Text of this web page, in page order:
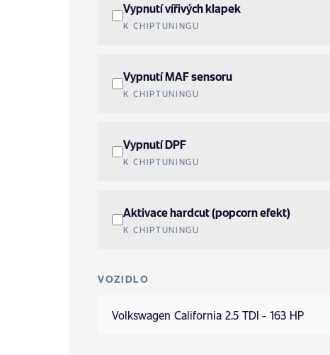
Vypnutí vířivých klapek
K CHIPTUNINGU
Vypnutí MAF sensoru
K CHIPTUNINGU
Vypnutí DPF
K CHIPTUNINGU
Aktivace hardcut (popcorn efekt)
K CHIPTUNINGU
VOZIDLO